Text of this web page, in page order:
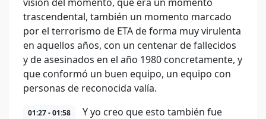
trascendental, también un momento marcado
por el terrorismo de ETA de forma muy virulenta
en aquellos años, con un centenar de fallecidos
y de asesinados en el año 1980 concretamente, y
que conformó un buen equipo, un equipo con
personas de reconocida valía.
01:27 - 01:58
Y yo creo que esto también fue